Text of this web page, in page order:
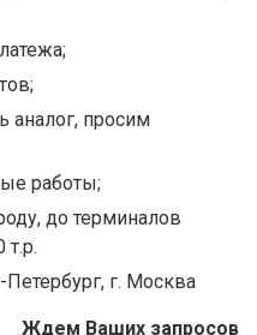
аналог, просим
работы;
до терминалов
т.р.
Петербург, г. Москва
Ждем Ваших запросов